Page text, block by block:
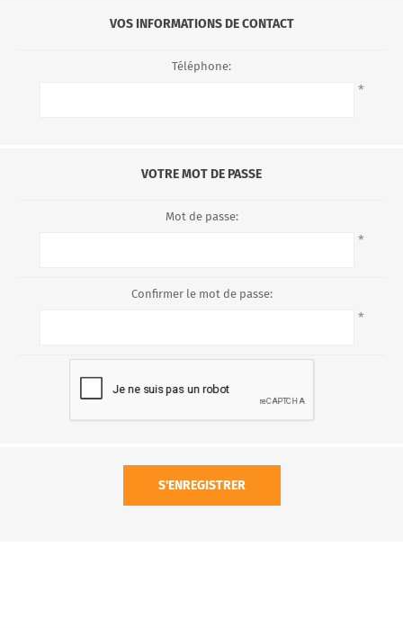
VOS INFORMATIONS DE CONTACT
Téléphone:
*
VOTRE MOT DE PASSE
Mot de passe:
*
Confirmer le mot de passe:
*
S'ENREGISTRER